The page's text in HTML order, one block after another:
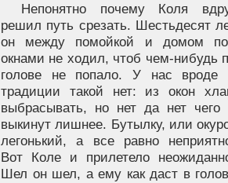
Непонятно почему Коля
решил путь срезать. Шестьдесят
он между помойкой и домом
окнами не ходил, чтоб чем-нибудь
голове не попало. У нас вроде
традиции такой нет: из окон
выбрасывать, но нет да нет чего
выкинут лишнее. Бутылку, или
легонький, а все равно
Вот Коле и прилетело
Шел он шел, а ему как даст в